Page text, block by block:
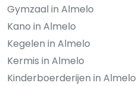
Gymzaal in Almelo
Kano in Almelo
Kegelen in Almelo
Kermis in Almelo
Kinderboerderijen in Almelo